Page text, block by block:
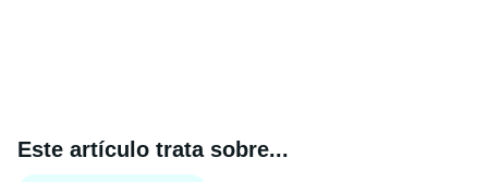
Este artículo trata sobre...